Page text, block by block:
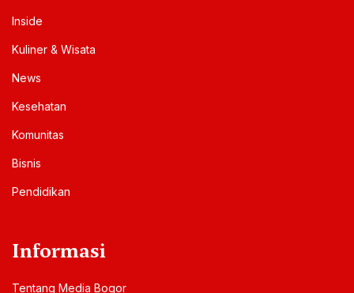
Inside
Kuliner & Wisata
News
Kesehatan
Komunitas
Bisnis
Pendidikan
Informasi
Tentang Media Bogor